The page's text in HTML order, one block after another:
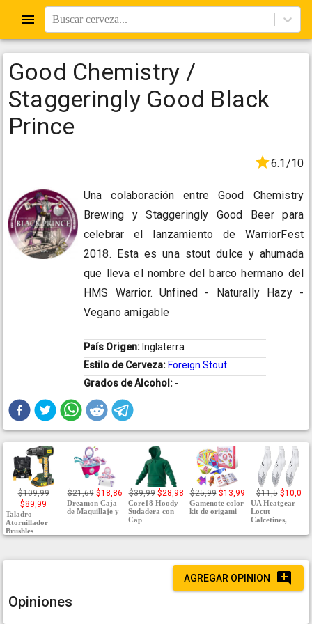
Buscar cerveza...
Good Chemistry /
Staggeringly Good Black
Prince
6.1/10
Una colaboración entre Good Chemistry
Brewing y Staggeringly Good Beer para
celebrar el lanzamiento de WarriorFest
2018. Esta es una stout dulce y ahumada
que lleva el nombre del barco hermano del
HMS Warrior. Unfined - Naturally Hazy -
Vegano amigable
País Origen: Inglaterra
Estilo de Cerveza: Foreign Stout
Grados de Alcohol: -
$109,99
$89,99
Taladro
Atornillador
Brushles
$21,69 $18,86
Dreamon Caja
de Maquillaje y
$39,99 $28,98
Core18 Hoody
Sudadera con
Cap
$25,99 $13,99
Gamenote color
kit de origami
$11,5 $10,0
UA Heatgear
Locut
Calcetines,
AGREGAR OPINION
Opiniones